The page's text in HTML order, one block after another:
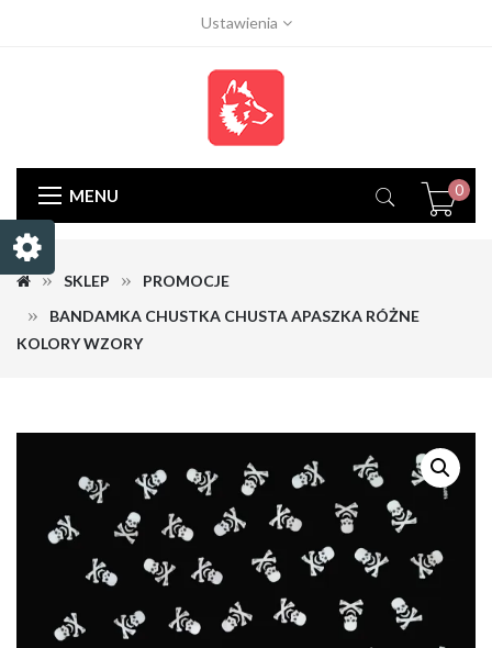
Ustawienia
MENU 0
SKLEP
PROMOCJE
BANDAMKA CHUSTKA CHUSTA APASZKA RÓŻNE
KOLORY WZORY